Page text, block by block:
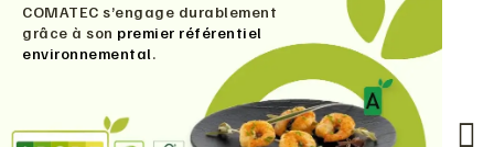
COMATEC s’engage durablement
grâce à son premier référentiel
environnemental.